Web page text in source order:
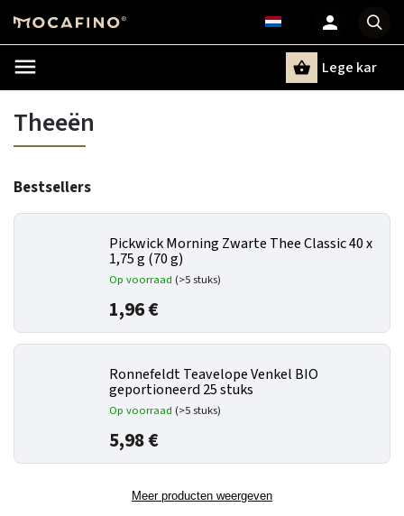
Lege kar
Theeën
Bestsellers
Pickwick Morning Zwarte Thee Classic 40 x
1,75 g (70 g)
Op voorraad (>5 stuks)
1,96 €
Ronnefeldt Teavelope Venkel BIO
geportioneerd 25 stuks
Op voorraad (>5 stuks)
5,98 €
Meer producten weergeven